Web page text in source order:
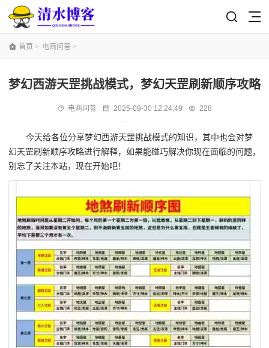
首页 > 电商问答 >
梦幻西游天罡挑战模式，梦幻天罡刷新顺序攻略
电商问答 2025-09-30 12:24:49 228
今天给各位分享梦幻西游天罡挑战模式的知识，其中也会对梦
幻天罡刷新顺序攻略进行解释，如果能碰巧解决你现在面临的问题，
别忘了关注本站，现在开始吧！